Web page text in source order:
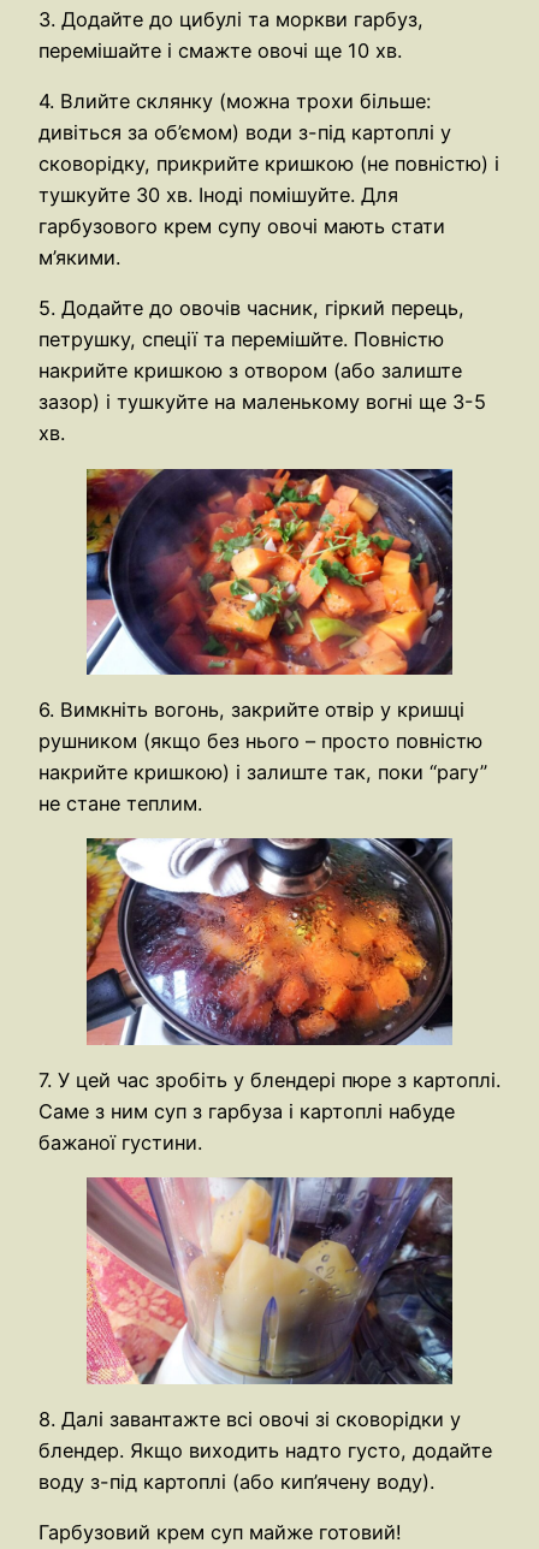
3. Додайте до цибулі та моркви гарбуз,
перемішайте і смажте овочі ще 10 хв.
4. Влийте склянку (можна трохи більше:
дивіться за об’ємом) води з-під картоплі у
сковорідку, прикрийте кришкою (не повністю) і
тушкуйте 30 хв. Іноді помішуйте. Для
гарбузового крем супу овочі мають стати
м’якими.
5. Додайте до овочів часник, гіркий перець,
петрушку, спеції та перемішйте. Повністю
накрийте кришкою з отвором (або залиште
зазор) і тушкуйте на маленькому вогні ще 3-5
хв.
6. Вимкніть вогонь, закрийте отвір у кришці
рушником (якщо без нього – просто повністю
накрийте кришкою) і залиште так, поки “рагу”
не стане теплим.
7. У цей час зробіть у блендері пюре з картоплі.
Саме з ним суп з гарбуза і картоплі набуде
бажаної густини.
8. Далі завантажте всі овочі зі сковорідки у
блендер. Якщо виходить надто густо, додайте
воду з-під картоплі (або кип’ячену воду).
Гарбузовий крем суп майже готовий!